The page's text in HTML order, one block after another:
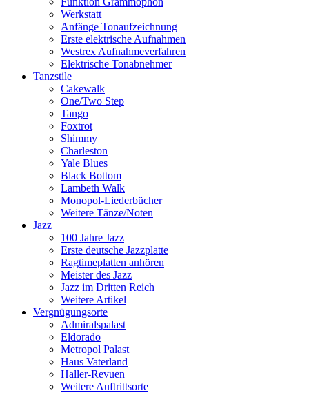
Werkstatt
Anfänge Tonaufzeichnung
Erste elektrische Aufnahmen
Westrex Aufnahmeverfahren
Elektrische Tonabnehmer
Tanzstile
Cakewalk
One/Two Step
Tango
Foxtrot
Shimmy
Charleston
Yale Blues
Black Bottom
Lambeth Walk
Monopol-Liederbücher
Weitere Tänze/Noten
Jazz
100 Jahre Jazz
Erste deutsche Jazzplatte
Ragtimeplatten anhören
Meister des Jazz
Jazz im Dritten Reich
Weitere Artikel
Vergnügungsorte
Admiralspalast
Eldorado
Metropol Palast
Haus Vaterland
Haller-Revuen
Weitere Auftrittsorte